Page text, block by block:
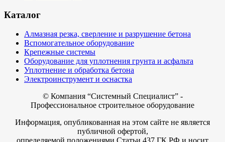
Каталог
Алмазная резка, сверление и разрушение бетона
Вспомогательное оборудование
Крепежные системы
Оборудование для уплотнения грунта и асфальта
Уплотнение и обработка бетона
Электроинструмент и оснастка
© Компания “Системный Специалист” -
Профессиональное строительное оборудование
Информация, опубликованная на этом сайте не является
публичной офертой,